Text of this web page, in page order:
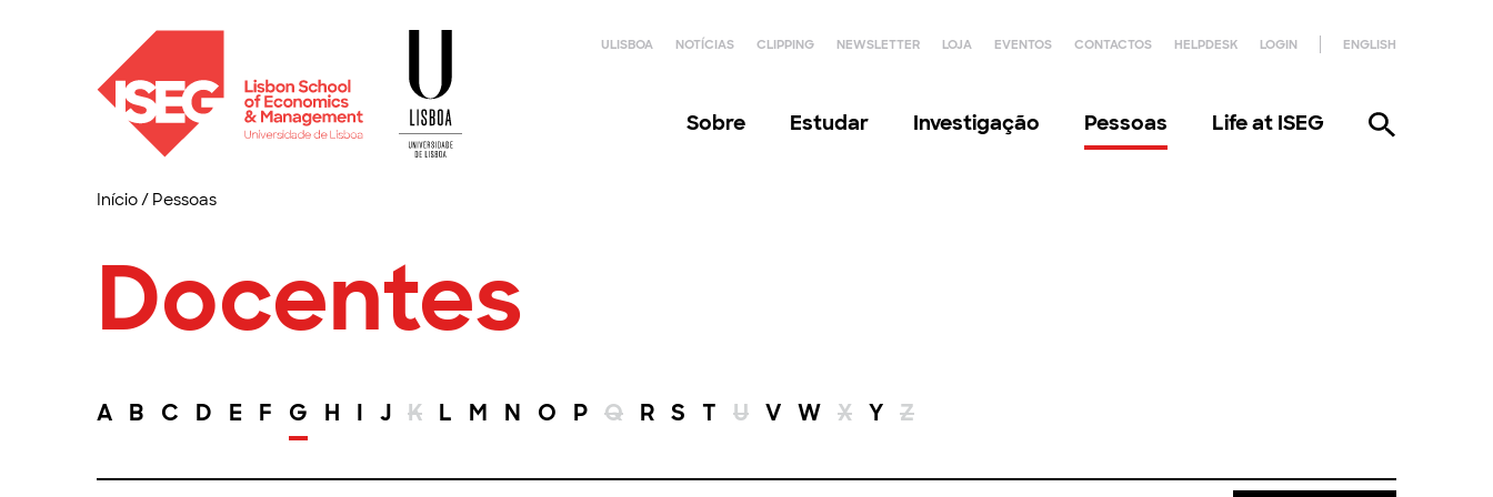
ULISBOA NOTÍCIAS CLIPPING NEWSLETTER LOJA EVENTOS CONTACTOS HELPDESK LOGIN ENGLISH
Sobre Estudar Investigação Pessoas Life at ISEG
Início/ Pessoas
Docentes
A B C D E F G H I J K L M N O P Q R S T U V W X Y Z